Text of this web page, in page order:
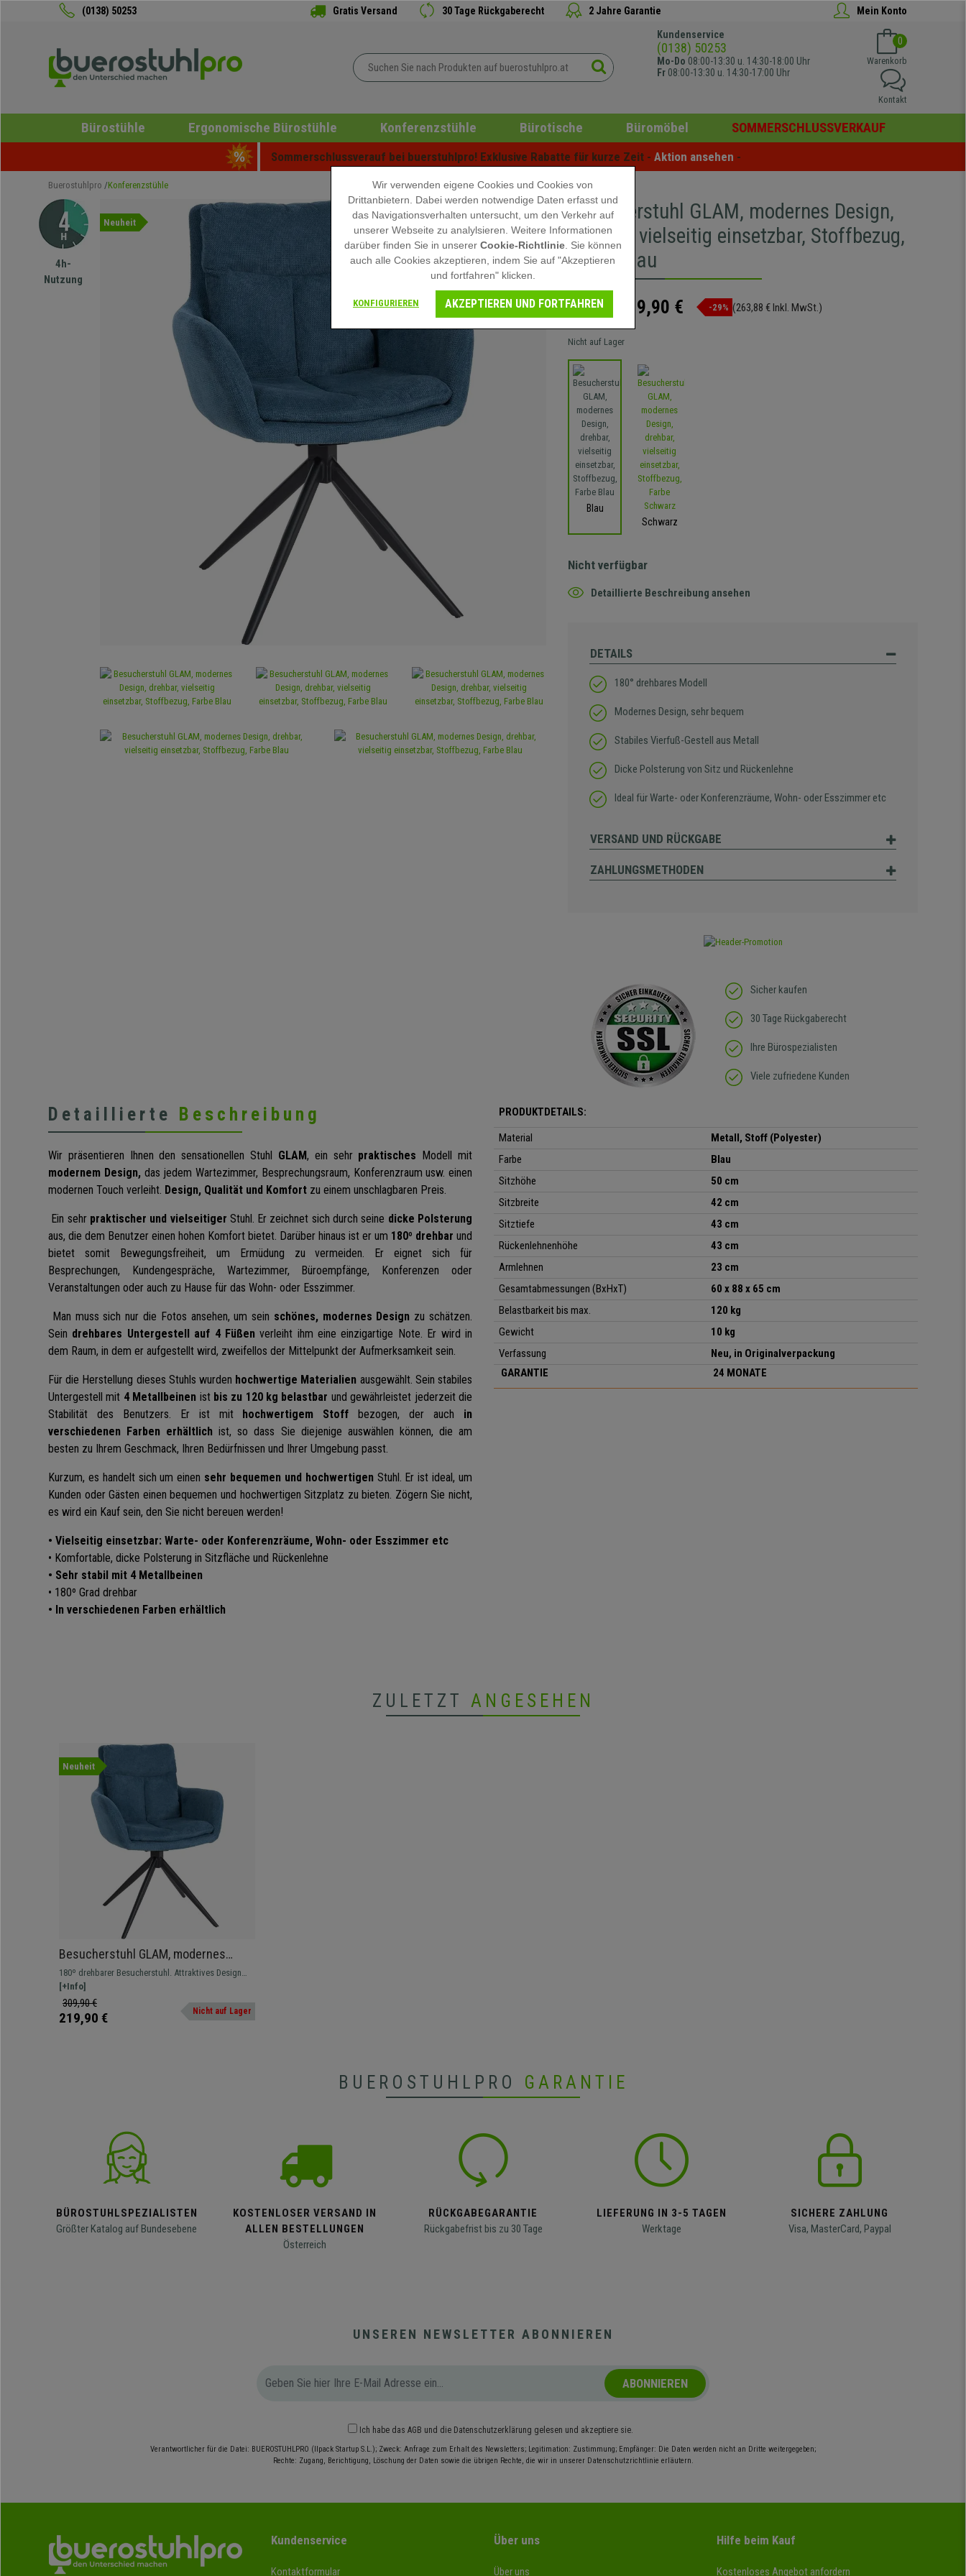
(0138) 50253 Gratis Versand 30 Tage Rückgaberecht 2 Jahre Garantie Mein Konto
Kundenservice
(0138) 50253
Mo-Do 08:00-13:30 u. 14:30-18:00 Uhr
Fr 08:00-13:30 u. 14:30-17:00 Uhr
0
Warenkorb
Kontakt
Bürostühle Ergonomische Bürostühle Konferenzstühle Bürotische Büromöbel SOMMERSCHLUSSVERKAUF
Sommerschlussverauf bei buerstuhlpro! Exklusive Rabatte für kurze Zeit - Aktion ansehen -
Buerostuhlpro Konferenzstühle
4h-
Nutzung
Neuheit
Besucherstuhl GLAM, modernes Design,
drehbar, vielseitig einsetzbar, Stoffbezug,
Farbe Blau
309,90 € 219,90 € -29% (263,88 € Inkl. MwSt.)
Nicht auf Lager
Blau
Schwarz
Nicht verfügbar
Detaillierte Beschreibung ansehen
DETAILS
180° drehbares Modell
Modernes Design, sehr bequem
Stabiles Vierfuß-Gestell aus Metall
Dicke Polsterung von Sitz und Rückenlehne
Ideal für Warte- oder Konferenzräume, Wohn- oder Esszimmer etc
VERSAND UND RÜCKGABE
ZAHLUNGSMETHODEN
Sicher kaufen
30 Tage Rückgaberecht
Ihre Bürospezialisten
Viele zufriedene Kunden
Detaillierte Beschreibung
Wir präsentieren Ihnen den sensationellen Stuhl GLAM, ein sehr praktisches Modell mit
modernem Design,das jedem Wartezimmer, Besprechungsraum, Konferenzraum usw. einen
modernen Touch verleiht. Design, Qualität und Komfort zu einem unschlagbaren Preis.
Ein sehr praktischer und vielseitiger Stuhl. Er zeichnet sich durch seine dicke Polsterung
aus, die dem Benutzer einen hohen Komfort bietet. Darüber hinaus ist er um 180º drehbar und
bietet somit Bewegungsfreiheit, um Ermüdung zu vermeiden. Er eignet sich für
Besprechungen, Kundengespräche, Wartezimmer, Büroempfänge, Konferenzen oder
Veranstaltungen oder auch zu Hause für das Wohn- oder Esszimmer.
Man muss sich nur die Fotos ansehen, um sein schönes, modernes Design zu schätzen.
Sein drehbares Untergestell auf 4 Füßenverleiht ihm eine einzigartige Note. Er wird in
dem Raum, in dem er aufgestellt wird, zweifellos der Mittelpunkt der Aufmerksamkeit sein.
Für die Herstellung dieses Stuhls wurden hochwertige Materialien ausgewählt. Sein stabiles
Untergestell mit 4 Metallbeinen ist bis zu 120 kg belastbar und gewährleistet jederzeit die
Stabilität des Benutzers. Er ist mit hochwertigem Stoff bezogen, der auch in
verschiedenen Farben erhältlich ist, so dass Sie diejenige auswählen können, die am
besten zu Ihrem Geschmack, Ihren Bedürfnissen und Ihrer Umgebung passt.
Kurzum, es handelt sich um einen sehr bequemen und hochwertigenStuhl. Er ist ideal, um
Kunden oder Gästen einen bequemen und hochwertigen Sitzplatz zu bieten. Zögern Sie nicht,
es wird ein Kauf sein, den Sie nicht bereuen werden!
• Vielseitig einsetzbar: Warte- oder Konferenzräume, Wohn- oder Esszimmer etc
• Komfortable, dicke Polsterung in Sitzfläche und Rückenlehne
• Sehr stabil mit 4 Metallbeinen
• 180º Grad drehbar
• In verschiedenen Farben erhältlich
PRODUKTDETAILS:
Material
Metall, Stoff (Polyester)
Farbe
Blau
Sitzhöhe
50 cm
Sitzbreite
42 cm
Sitztiefe
43 cm
Rückenlehnenhöhe
43 cm
Armlehnen
23 cm
Gesamtabmessungen (BxHxT)
60 x 88 x 65 cm
Belastbarkeit bis max.
120 kg
Gewicht
10 kg
Verfassung
Neu, in Originalverpackung
GARANTIE
24 MONATE
ZULETZT ANGESEHEN
Neuheit
Besucherstuhl GLAM, modernes
Design, drehbar, vielseitig einsetzbar,
Stoffbezug, Farbe Blau
180º drehbarer Besucherstuhl. Attraktives Design
mit Stoffbezügen in verschiedenen Farben erhältlich.
[+Info]
309,90 €
219,90 € Nicht auf Lager
BUEROSTUHLPRO GARANTIE
BÜROSTUHLSPEZIALISTEN
Größter Katalog auf Bundesebene
KOSTENLOSER VERSAND IN
ALLEN BESTELLUNGEN
Österreich
RÜCKGABEGARANTIE
Rückgabefrist bis zu 30 Tage
LIEFERUNG IN 3-5 TAGEN
Werktage
SICHERE ZAHLUNG
Visa, MasterCard, Paypal
UNSEREN NEWSLETTER ABONNIEREN
ABONNIEREN
Ich habe das AGB und die Datenschutzerklärung gelesen und akzeptiere sie.
Verantwortlicher für die Datei: BUEROSTUHLPRO (Ilpack Startup S.L.); Zweck: Anfrage zum Erhalt des Newsletters; Legitimation: Zustimmung; Empfänger: Die Daten werden nicht an Dritte weitergegeben;
Rechte: Zugang, Berichtigung, Löschung der Daten sowie die übrigen Rechte, die wir in unserer Datenschutzrichtlinie erläutern.
Kundenservice
Kontaktformular
Über uns
Über uns
Hilfe beim Kauf
Kostenloses Angebot anfordern
Wir verwenden eigene Cookies und Cookies von
Drittanbietern. Dabei werden notwendige Daten erfasst und
das Navigationsverhalten untersucht, um den Verkehr auf
unserer Webseite zu analylsieren. Weitere Informationen
darüber finden Sie in unserer Cookie-Richtlinie. Sie können
auch alle Cookies akzeptieren, indem Sie auf "Akzeptieren
und fortfahren" klicken.
KONFIGURIEREN AKZEPTIEREN UND FORTFAHREN